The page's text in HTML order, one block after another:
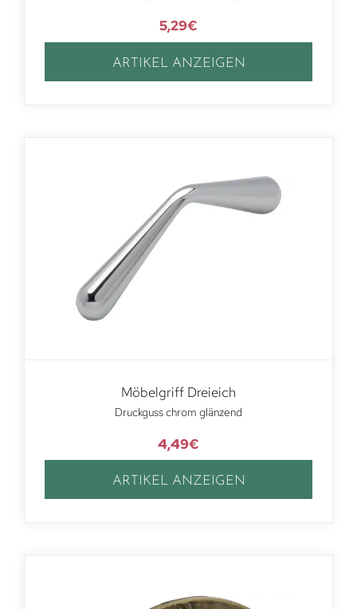
5,29€
ARTIKEL ANZEIGEN
Möbelgriff Dreieich
Druckguss chrom glänzend
4,49€
ARTIKEL ANZEIGEN